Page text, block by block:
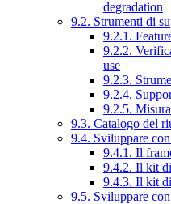
degradation
9.2. Strumenti di
9.2.1.
9.2.2.
use
9.2.3.
9.2.4.
9.2.5.
9.3. Catalogo del
9.4. Sviluppare
9.4.1. Il
9.4.2. Il kit
9.4.3. Il kit
9.5. Sviluppare